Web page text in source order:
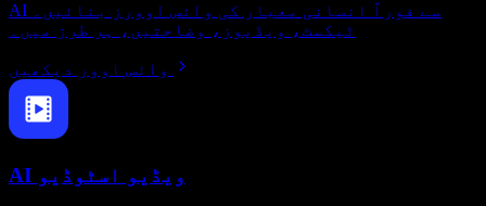
AI سے فوراً انسانی معیار کی وائس اوورز بنائیں۔
ٹیکسٹ، ویڈیوز، وضاحتیں، ہر طرز میں۔
وائس اوور دیکھیں
AI ویڈیو اسٹوڈیو